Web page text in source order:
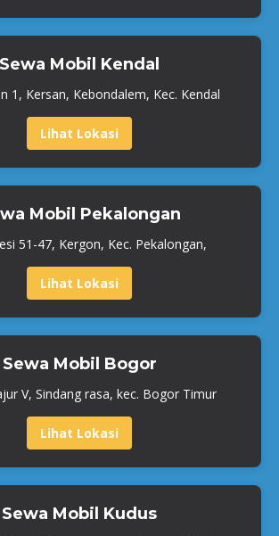
Sewa Mobil Kendal
1, Kersan, Kebondalem, Kec. Kendal
Lihat Lokasi
Mobil Pekalongan
51-47, Kergon, Kec. Pekalongan,
Lihat Lokasi
Sewa Mobil Bogor
V, Sindang rasa, kec. Bogor Timur
Lihat Lokasi
Sewa Mobil Kudus